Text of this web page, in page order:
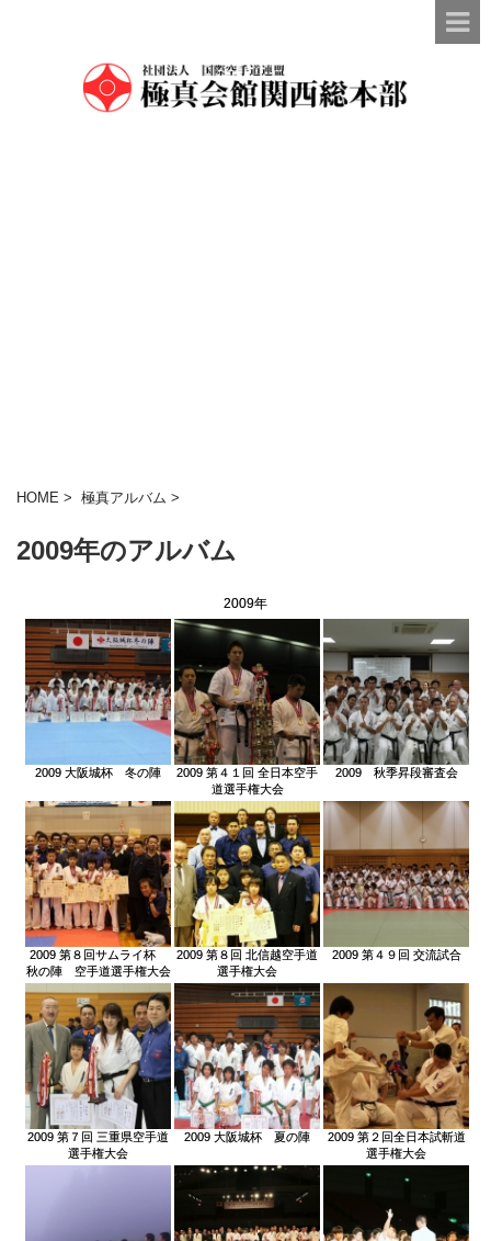
HOME > 極真アルバム >
2009年のアルバム
2009年
2009 大阪城杯 冬の陣
2009 第４１回 全日本空手
道選手権大会
2009 秋季昇段審査会
2009 第８回サムライ杯
秋の陣 空手道選手権大会
2009 第８回 北信越空手道
選手権大会
2009 第４９回 交流試合
2009 第７回 三重県空手道
選手権大会
2009 大阪城杯 夏の陣
2009 第２回全日本試斬道
選手権大会